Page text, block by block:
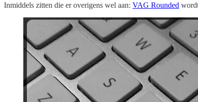
Inmiddels zitten die er overigens wel aan: VAG Rounded